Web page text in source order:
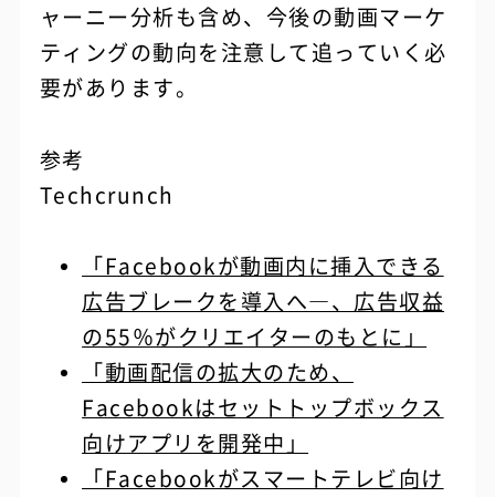
ャーニー分析も含め、今後の動画マーケ
ティングの動向を注意して追っていく必
要があります。
参考
Techcrunch
「Facebookが動画内に挿入できる
広告ブレークを導入へ―、広告収益
の55％がクリエイターのもとに」
「動画配信の拡大のため、
Facebookはセットトップボックス
向けアプリを開発中」
「Facebookがスマートテレビ向け